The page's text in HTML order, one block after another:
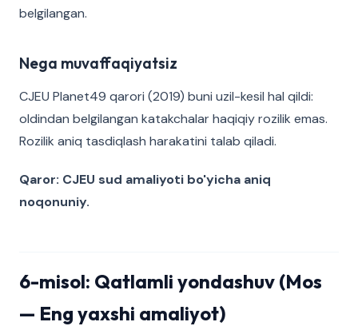
belgilangan.
Nega muvaffaqiyatsiz
CJEU Planet49 qarori (2019) buni uzil-kesil hal qildi:
oldindan belgilangan katakchalar haqiqiy rozilik emas.
Rozilik aniq tasdiqlash harakatini talab qiladi.
Qaror: CJEU sud amaliyoti bo'yicha aniq
noqonuniy.
6-misol: Qatlamli yondashuv (Mos
— Eng yaxshi amaliyot)